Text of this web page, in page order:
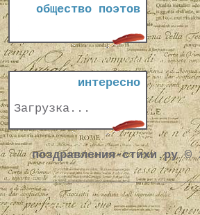
общество поэтов
интересно
Загрузка...
поздравления-стихи.ру ©